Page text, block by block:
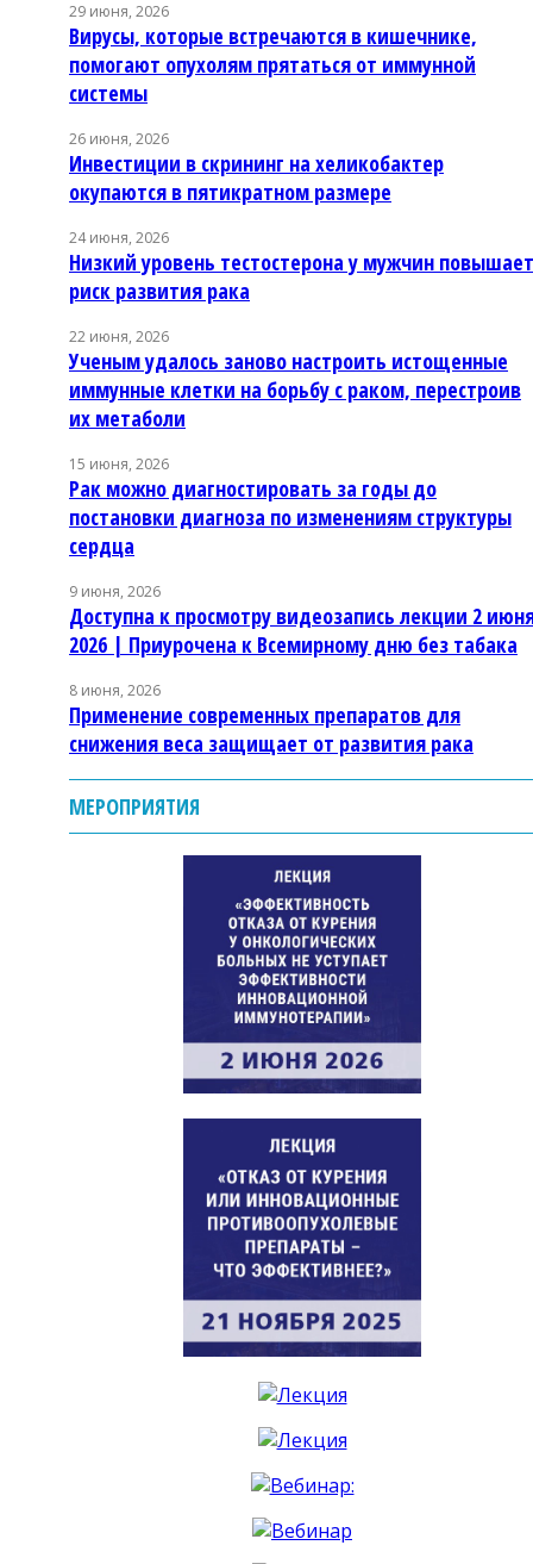
29 июня, 2026
Вирусы, которые встречаются в кишечнике,
помогают опухолям прятаться от иммунной
системы
26 июня, 2026
Инвестиции в скрининг на хеликобактер
окупаются в пятикратном размере
24 июня, 2026
Низкий уровень тестостерона у мужчин повышает
риск развития рака
22 июня, 2026
Ученым удалось заново настроить истощенные
иммунные клетки на борьбу с раком, перестроив
их метаболи
15 июня, 2026
Рак можно диагностировать за годы до
постановки диагноза по изменениям структуры
сердца
9 июня, 2026
Доступна к просмотру видеозапись лекции 2
2026 | Приурочена к Всемирному дню без табака
8 июня, 2026
Применение современных препаратов для
снижения веса защищает от развития рака
МЕРОПРИЯТИЯ